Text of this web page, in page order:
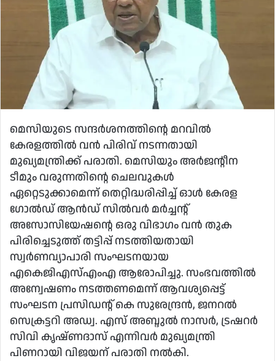
മെസിയുടെ സന്ദര്‍ശനത്തിന്റെ മറവില്‍
കേരളത്തില്‍ വന്‍ പിരിവ് നടന്നതായി
മുഖ്യമന്ത്രിക്ക് പരാതി. മെസിയും അര്‍ജന്റീന
ടീമും വരുന്നതിന്റെ ചെലവുകള്‍
ഏറ്റെടുക്കാമെന്ന് തെറ്റിദ്ധരിപ്പിച്ച് ഓള്‍ കേരള
ഗോല്‍ഡ് ആന്‍ഡ് സില്‍വര്‍ മര്‍ച്ചന്റ്
അസോസിയേഷന്റെ ഒരു വിഭാഗം വന്‍ തുക
പിരിച്ചെടുത്ത് തട്ടിപ്പ് നടത്തിയതായി
സ്വര്‍ണവ്യാപാരി സംഘടനയായ
എകെജിഎസ്എംഎ ആരോപിച്ചു. സംഭവത്തില്‍
അന്വേഷണം നടത്തണമെന്ന് ആവശ്യപ്പെട്ട്
സംഘടന പ്രസിഡന്റ് കെ സുരേന്ദ്രന്‍, ജനറല്‍
സെക്രട്ടറി അഡ്വ. എസ് അബ്ദുല്‍ നാസര്‍, ട്രഷറര്‍
സിവി കൃഷ്ണദാസ് എന്നിവര്‍ മുഖ്യമന്ത്രി
പിണറായി വിജയന് പരാതി നല്‍കി.